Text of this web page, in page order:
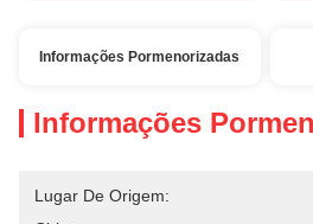
Informações Pormenorizadas
Informações
Lugar De Origem: